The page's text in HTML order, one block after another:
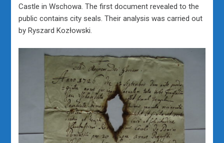
Castle in Wschowa. The first document revealed to the
public contains city seals. Their analysis was carried out
by Ryszard Kozłowski.